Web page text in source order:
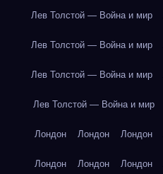
Лев Толстой — Война и мир
Лев Толстой — Война и мир
Лев Толстой — Война и мир
Лев Толстой — Война и мир
Лондон Лондон Лондон
Лондон Лондон Лондон